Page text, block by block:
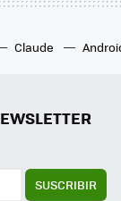
Claude
SUSCRIBIR